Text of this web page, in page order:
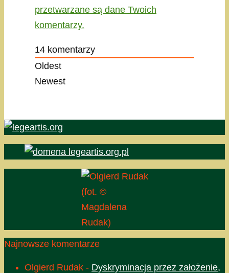
przetwarzane są dane Twoich
komentarzy.
14 komentarzy
Oldest
Newest
(fot. ©
Magdalena
Rudak)
Najnowsze komentarze
Olgierd Rudak - Dyskryminacja przez założenie,